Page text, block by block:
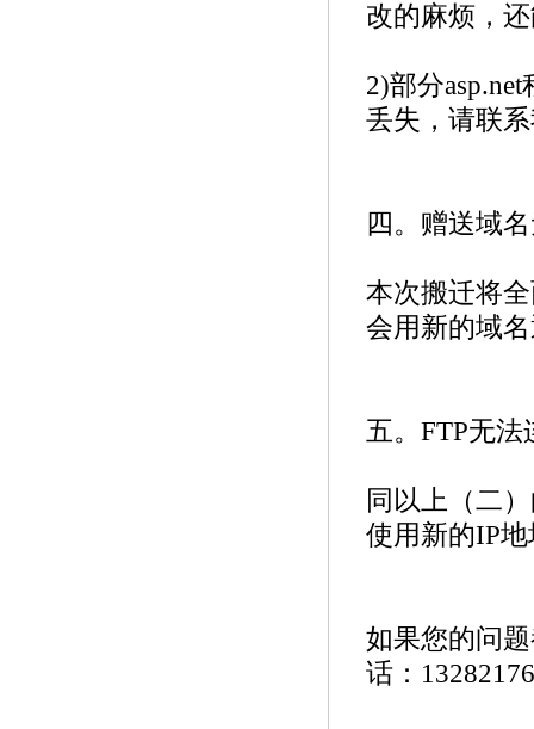
改的麻烦，
2)部分
丢失，请联
四。赠送域
本次搬迁将
会用新的域
五。FTP无法
同以上（二
使用新的IP
如果您的问
话：